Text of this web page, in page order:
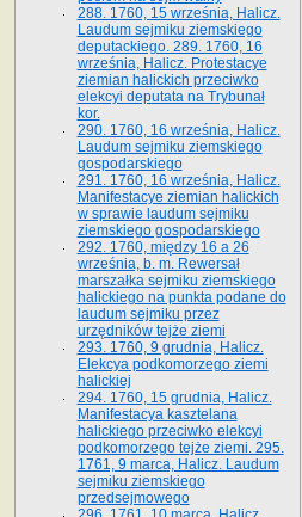
288. 1760, 15 września, Halicz.
Laudum sejmiku ziemskiego
deputackiego. 289. 1760, 16
września, Halicz. Protestacye
ziemian halickich przeciwko
elekcyi deputata na Trybunał
kor.
290. 1760, 16 września, Halicz.
Laudum sejmiku ziemskiego
gospodarskiego
291. 1760, 16 września, Halicz.
Manifestacye ziemian halickich
w sprawie laudum sejmiku
ziemskiego gospodarskiego
292. 1760, między 16 a 26
września, b. m. Rewersał
marszałka sejmiku ziemskiego
halickiego na punkta podane do
laudum sejmiku przez
urzędników tejże ziemi
293. 1760, 9 grudnia, Halicz.
Elekcya podkomorzego ziemi
halickiej
294. 1760, 15 grudnia, Halicz.
Manifestacya kasztelana
halickiego przeciwko elekcyi
podkomorzego tejże ziemi. 295.
1761, 9 marca, Halicz. Laudum
sejmiku ziemskiego
przedsejmowego